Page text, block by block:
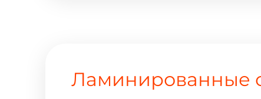
Ламинированные